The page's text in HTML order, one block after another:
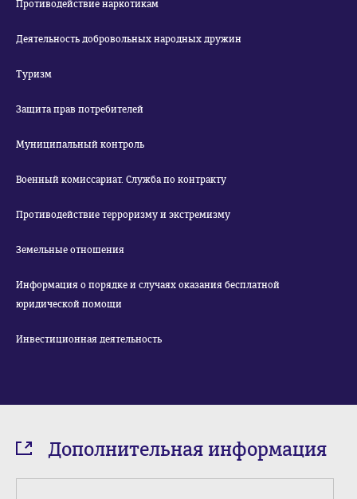
Противодействие наркотикам
Деятельность добровольных народных дружин
Туризм
Защита прав потребителей
Муниципальный контроль
Военный комиссариат. Служба по контракту
Противодействие терроризму и экстремизму
Земельные отношения
Информация о порядке и случаях оказания бесплатной
юридической помощи
Инвестиционная деятельность
Дополнительная информация